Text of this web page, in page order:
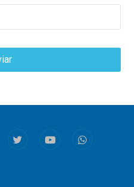
TwitterYoutubeWhatsapp